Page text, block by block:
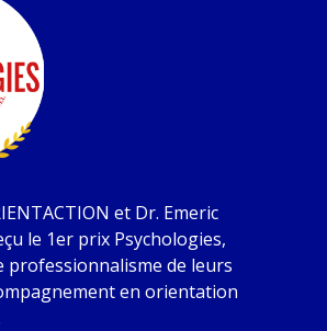
et Dr. Emeric
le 1er prix Psychologies,
professionnalisme de leurs
en orientation